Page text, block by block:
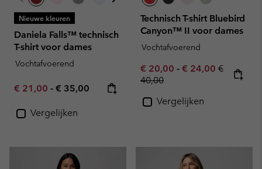
Nieuwe kleuren
Daniela Falls™ technisch
T-shirt voor dames
Vochtafvoerend
Minimum sale price:
€ 21,00 - Maximum price:
€ 35,00
Vergelijken
Technisch T-shirt Bluebird
Canyon™ II voor dames
Vochtafvoerend
Minimum sale price:
€ 20,00 - Maximum sale
€ 24,00 Regular
€
40,00
Vergelijken